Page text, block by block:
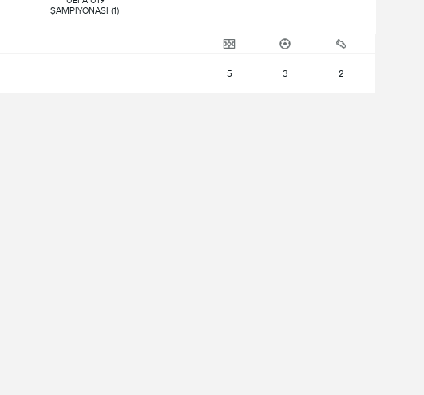
ŞAMPIYONASI (1)
5 3 2